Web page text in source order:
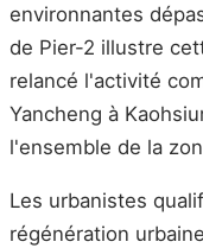
environnantes
de Pier-2 illustre
relancé l'activité
Yancheng à
l'ensemble de la
Les urbanistes
régénération